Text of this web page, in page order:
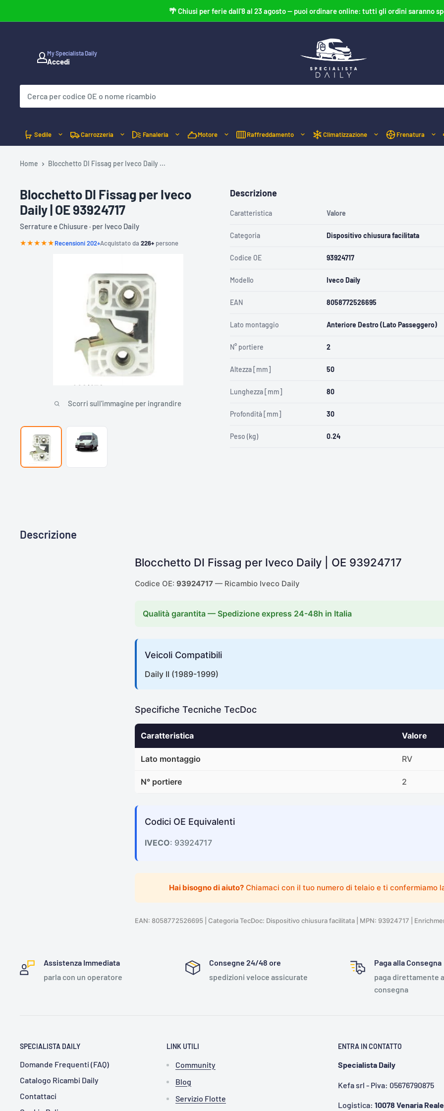
al
🌴 Chiusi per ferie dall'8 al 23 agosto — puoi ordinare online: tutti gli ordini saranno
My Specialista Daily
Accedi
Specialista
Daily
Sedile Carrozzeria Fanaleria Motore Raffreddamento Climatizzazione Frenatura
Home Blocchetto DI Fissag per Iveco Daily ...
Blocchetto DI Fissag per Iveco
Daily | OE 93924717
Serrature e Chiusure · per Iveco Daily
★★★★★Recensioni 202+Acquistato da 226+ persone
Scorri sull'immagine per ingrandire
Q
R
R
C
A
R
E
O
T
Descrizione
Caratteristica Valore
Categoria Dispositivo chiusura facilitata
Codice OE 93924717
Modello Iveco Daily
EAN 8058772526695
Lato montaggio Anteriore Destro (Lato Passeggero)
N° portiere 2
Altezza [mm] 50
Lunghezza [mm] 80
Profondità [mm] 30
Peso (kg) 0.24
Descrizione
Blocchetto DI Fissag per Iveco Daily | OE 93924717
Codice OE: 93924717 — Ricambio Iveco Daily
Qualità garantita — Spedizione express 24-48h in Italia
Veicoli Compatibili
Daily II (1989-1999)
Specifiche Tecniche TecDoc
Caratteristica Valore
Lato montaggio RV
N° portiere 2
Codici OE Equivalenti
IVECO: 93924717
Hai bisogno di aiuto? Chiamaci con il tuo numero di telaio e ti confermiamo
EAN: 8058772526695 | Categoria TecDoc: Dispositivo chiusura facilitata | MPN: 93924717 |
Assistenza Immediata
parla con un operatore
Consegne 24/48 ore
spedizioni veloce assicurate
Paga alla Consegna
paga direttamente
consegna
SPECIALISTA DAILY
Domande Frequenti (FAQ)
Catalogo Ricambi Daily
Contattaci
LINK UTILI
Community
Blog
Servizio Flotte
ENTRA IN CONTATTO
Specialista Daily
Kefa srl - Piva: 05676790875
Logistica: 10078 Venaria